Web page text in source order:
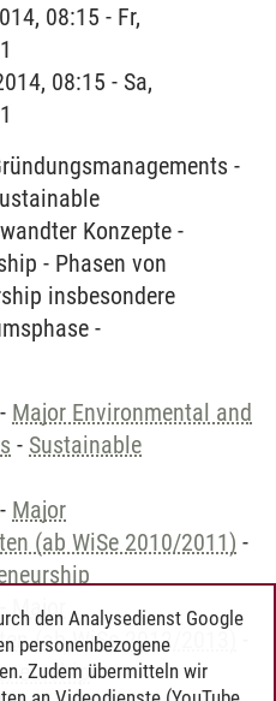
08:15 - Fr,
08:15 - Sa,
-
Konzepte -
- Phasen von
insbesondere
-
- Major Environmental and
- Sustainable
- Major
(ab WiSe 2010/2011) -
Major
(ab WiSe 2012/2013)
den Analysedienst Google
personenbezogene
Zudem übermitteln wir